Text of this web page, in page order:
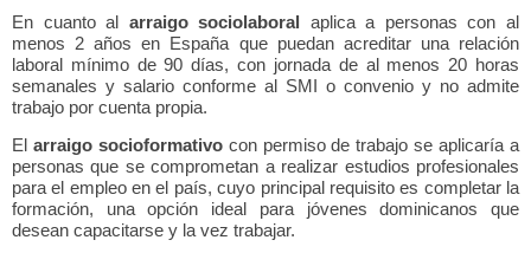
En cuanto al arraigo sociolaboral
aplica a personas con al
menos 2 años en España que puedan acreditar una relación
laboral mínimo de 90 días, con jornada de al menos 20 horas
semanales y salario conforme al SMI o convenio y no admite
trabajo por cuenta propia.
El arraigo socioformativocon permiso de trabajo se aplicaría a
personas que se comprometan a realizar estudios profesionales
para el empleo en el país, cuyo principal requisito es completar la
formación, una opción ideal para jóvenes dominicanos que
desean capacitarse y la vez trabajar.